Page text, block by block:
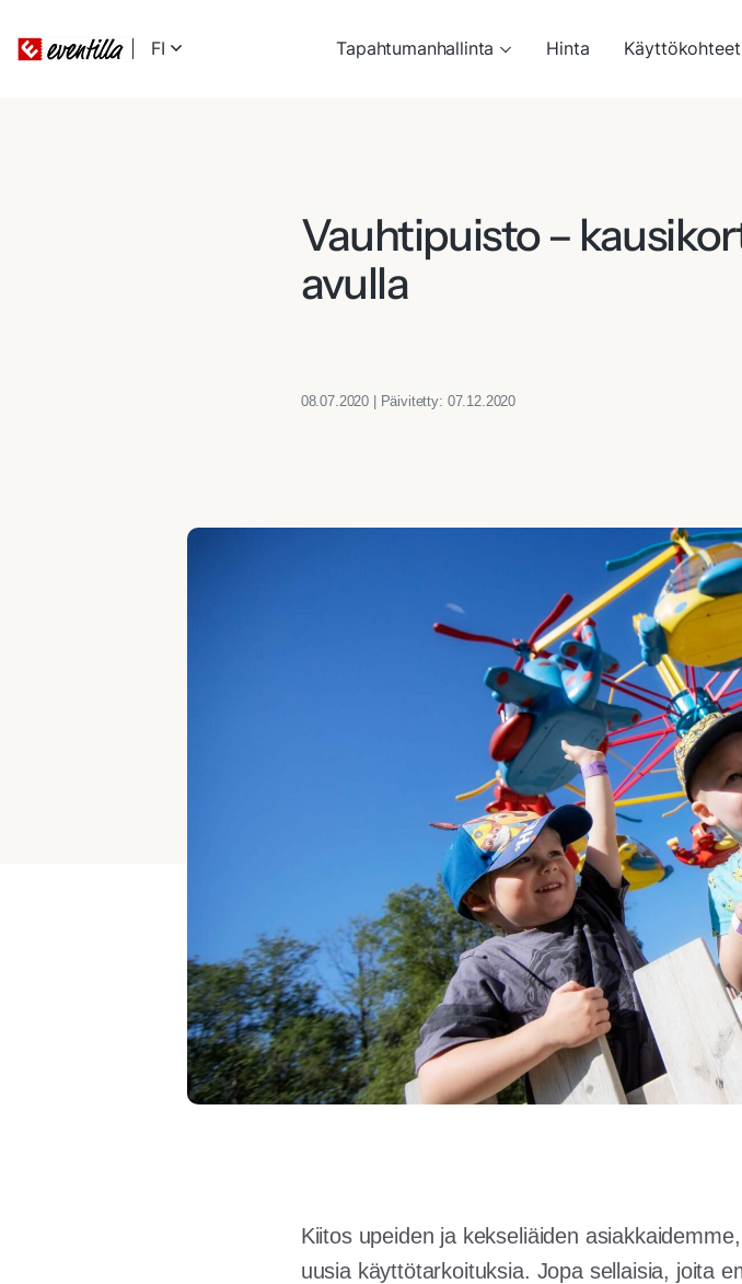
FI Tapahtumanhallinta Hinta Käyttökohteet
Vauhtipuisto –
avulla
08.07.2020 | Päivitetty: 07.12.2020
Kiitos upeiden ja kekseliäiden
uusia käyttötarkoituksia. Jopa sellaisia, joita